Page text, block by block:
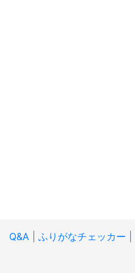
Q&A ふりがなチェッカー